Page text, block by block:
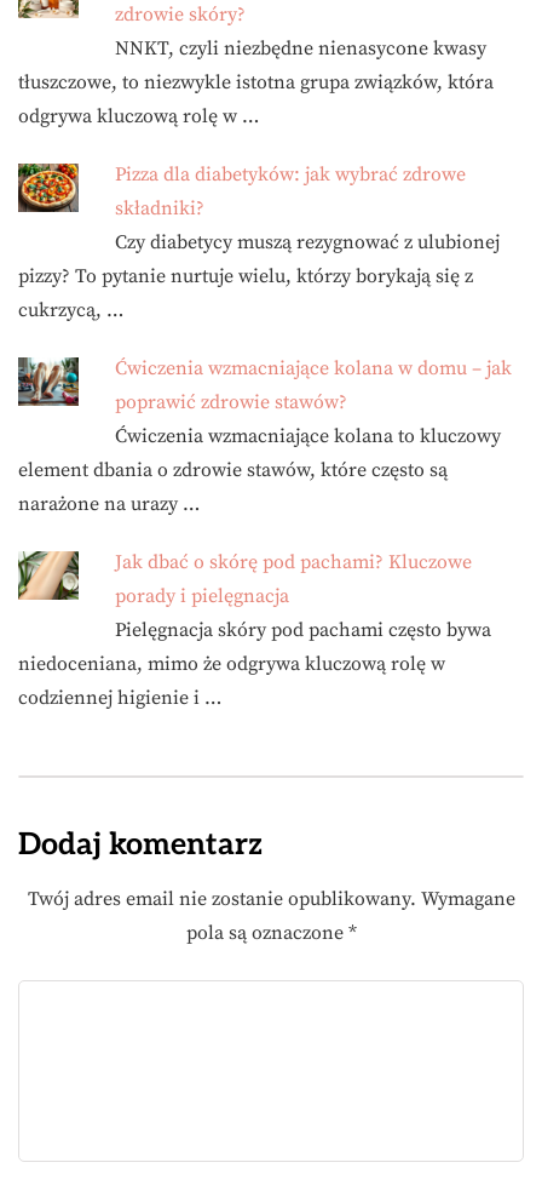
zdrowie skóry?
NNKT, czyli niezbędne nienasycone kwasy
tłuszczowe, to niezwykle istotna grupa związków, która
odgrywa kluczową rolę w …
Pizza dla diabetyków: jak wybrać zdrowe
składniki?
Czy diabetycy muszą rezygnować z ulubionej
pizzy? To pytanie nurtuje wielu, którzy borykają się z
cukrzycą, …
Ćwiczenia wzmacniające kolana w domu – jak
poprawić zdrowie stawów?
Ćwiczenia wzmacniające kolana to kluczowy
element dbania o zdrowie stawów, które często są
narażone na urazy …
Jak dbać o skórę pod pachami? Kluczowe
porady i pielęgnacja
Pielęgnacja skóry pod pachami często bywa
niedoceniana, mimo że odgrywa kluczową rolę w
codziennej higienie i …
Dodaj komentarz
Twój adres email nie zostanie opublikowany. Wymagane
pola są oznaczone *